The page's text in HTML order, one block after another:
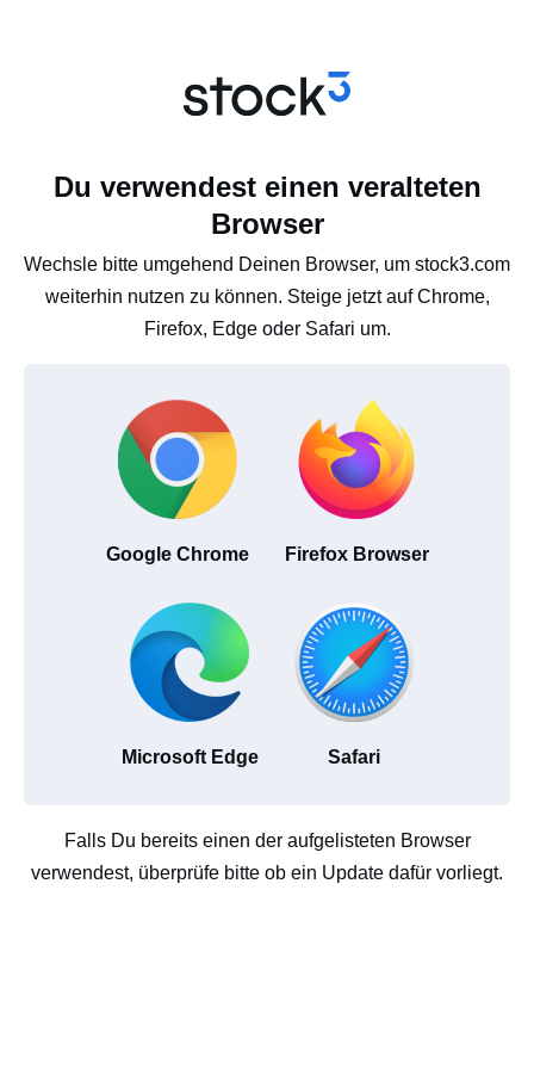
Du verwendest einen veralteten
Browser
Wechsle bitte umgehend Deinen Browser, um stock3.com
weiterhin nutzen zu können. Steige jetzt auf Chrome,
Firefox, Edge oder Safari um.
Google Chrome Firefox Browser
Microsoft Edge Safari
Falls Du bereits einen der aufgelisteten Browser
verwendest, überprüfe bitte ob ein Update dafür vorliegt.